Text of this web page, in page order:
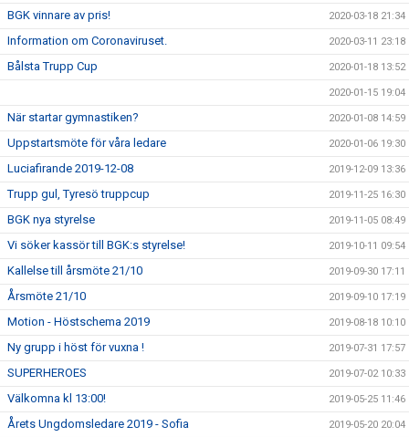
BGK vinnare av pris! 2020-03-18 21:34
Information om Coronaviruset. 2020-03-11 23:18
Bålsta Trupp Cup 2020-01-18 13:52
2020-01-15 19:04
När startar gymnastiken? 2020-01-08 14:59
Uppstartsmöte för våra ledare 2020-01-06 19:30
Luciafirande 2019-12-08 2019-12-09 13:36
Trupp gul, Tyresö truppcup 2019-11-25 16:30
BGK nya styrelse 2019-11-05 08:49
Vi söker kassör till BGK:s styrelse! 2019-10-11 09:54
Kallelse till årsmöte 21/10 2019-09-30 17:11
Årsmöte 21/10 2019-09-10 17:19
Motion - Höstschema 2019 2019-08-18 10:10
Ny grupp i höst för vuxna ! 2019-07-31 17:57
SUPERHEROES 2019-07-02 10:33
Välkomna kl 13:00! 2019-05-25 11:46
Årets Ungdomsledare 2019 - Sofia 2019-05-20 20:04